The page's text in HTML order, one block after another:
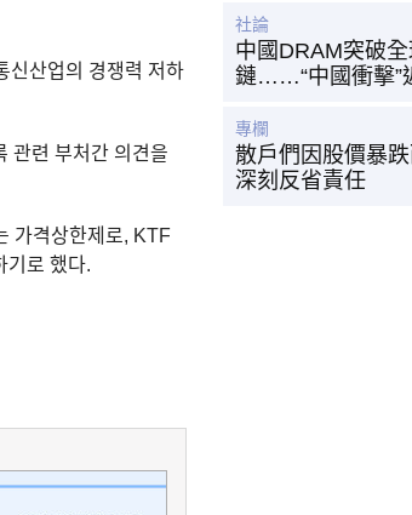
신산업의 경쟁력 저하
관련 부처간 의견을
가격상한제로, KTF
기로 했다.
社論
中國DRAM突破
鏈……“中國衝擊”
專欄
散戶們因股價暴
深刻反省責任